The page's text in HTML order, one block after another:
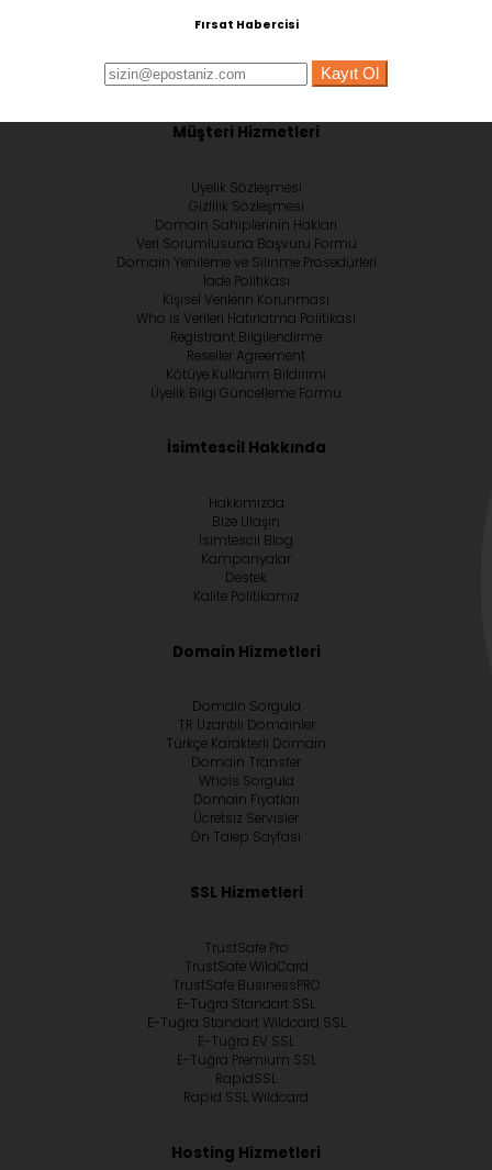
Fırsat Habercisi
Kayıt Ol
Müşteri Hizmetleri
Üyelik Sözleşmesi
Gizlilik Sözleşmesi
Domain Sahiplerinin Hakları
Veri Sorumlusuna Başvuru Formu
Domain Yenileme ve Silinme Prosedürleri
İade Politikası
Kişisel Verilerin Korunması
Who is Verileri Hatırlatma Politikası
Registrant Bilgilendirme
Reseller Agreement
Kötüye Kullanım Bildirimi
Üyelik Bilgi Güncelleme Formu
İsimtescil Hakkında
Hakkımızda
Bize Ulaşın
İsimtescil Blog
Kampanyalar
Destek
Kalite Politikamız
Domain Hizmetleri
Domain Sorgula
TR Uzantılı Domainler
Türkçe Karakterli Domain
Domain Transfer
Whoİs Sorgula
Domain Fiyatları
Ücretsiz Servisler
Ön Talep Sayfası
SSL Hizmetleri
TrustSafe Pro
TrustSafe WildCard
TrustSafe BusinessPRO
E-Tuğra Standart SSL
E-Tuğra Standart Wildcard SSL
E-Tuğra EV SSL
E-Tuğra Premium SSL
RapidSSL
Rapid SSL Wildcard
Hosting Hizmetleri